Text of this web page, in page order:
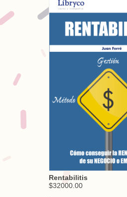
Rentabilitis
$32000.00